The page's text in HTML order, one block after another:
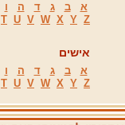
א ב ג ד ה ו
T U V W X Y Z
אישים
א ב ג ד ה ו
T U V W X Y Z